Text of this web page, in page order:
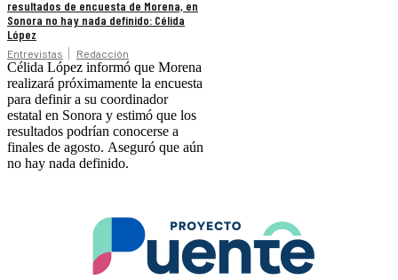
resultados de encuesta de Morena, en
Sonora no hay nada definido: Célida
López
Entrevistas Redacción
Célida López informó que Morena
realizará próximamente la encuesta
para definir a su coordinador
estatal en Sonora y estimó que los
resultados podrían conocerse a
finales de agosto. Aseguró que aún
no hay nada definido.